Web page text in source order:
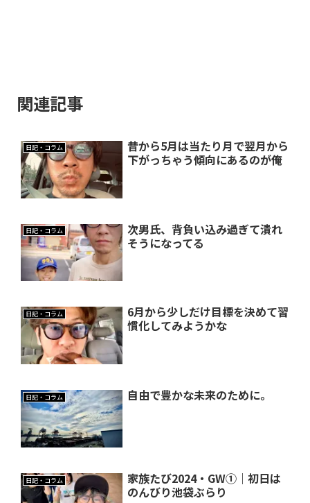
関連記事
日記・コラム
昔から5月は当たり月で翌月から
下がっちゃう傾向にあるのが俺
日記・コラム
次男氏、背負い込み過ぎて潰れ
そうになってる
日記・コラム
6月から少しだけ目標を決めて習
慣化してみようかな
日記・コラム 自由で豊かな未来のために。
日記・コラム
家族たび2024・GW①｜初日は
のんびり池袋ぶらり